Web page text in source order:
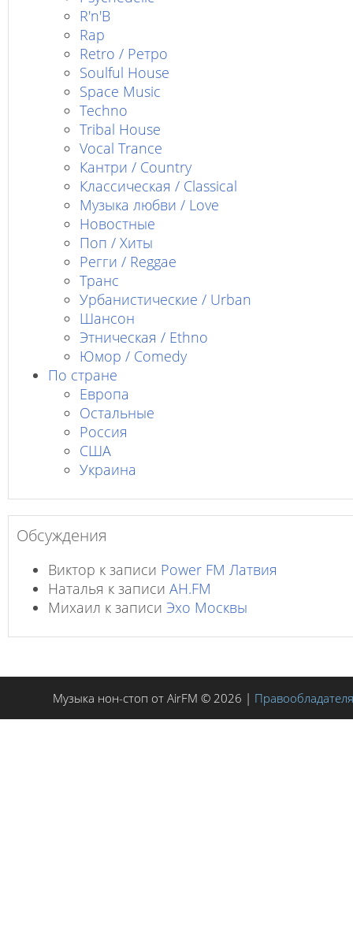
R'n'B
Rap
Retro / Ретро
Soulful House
Space Music
Techno
Tribal House
Vocal Trance
Кантри / Country
Классическая / Classical
Музыка любви / Love
Новостные
Поп / Хиты
Регги / Reggae
Транс
Урбанистические / Urban
Шансон
Этническая / Ethno
Юмор / Comedy
По стране
Европа
Остальные
Россия
США
Украина
Обсуждения
Виктор к записи Power FM Латвия
Наталья к записи AH.FM
Михаил к записи Эхо Москвы
Музыка нон-стоп от AirFM © 2026 |